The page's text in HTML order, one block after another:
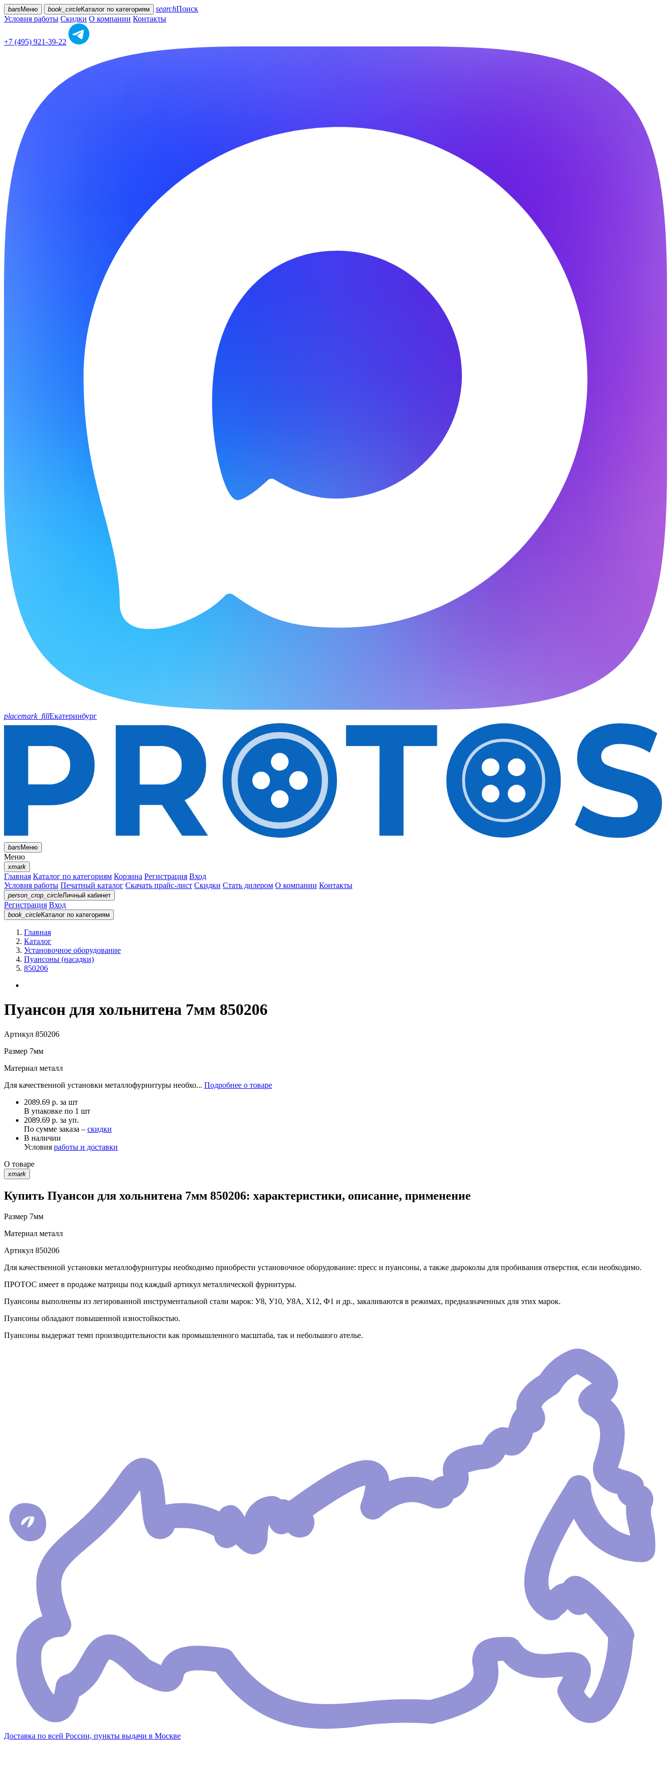
bars Меню book_circleКаталог по категориям searchПоиск
Условия работы Скидки О компании Контакты
+7 (495) 921-39-22
placemark_fillЕкатеринбург
barsМеню
Меню
xmark
Главная Каталог по категориям Корзина Регистрация Вход
Условия работы Печатный каталог Скачать прайс-лист Скидки Стать дилером О компании Контакты
person_crop_circleЛичный кабинет
Регистрация Вход
book_circleКаталог по категориям
Главная
Каталог
Установочное оборудование
Пуансоны (насадки)
850206
Пуансон для хольнитена 7мм 850206
Артикул 850206
Размер 7мм
Материал металл
Для качественной установки металлофурнитуры необхо... Подробнее о товаре
2089.69 р. за шт
В упаковке по 1 шт
2089.69 р. за уп.
По сумме заказа – скидки
В наличии
Условия работы и доставки
О товаре
xmark
Купить Пуансон для хольнитена 7мм 850206: характеристики, описание, применение
Размер 7мм
Материал металл
Артикул 850206
Для качественной установки металлофурнитуры необходимо приобрести установочное оборудование: пресс и пуансоны, а также дыроколы для пробивания отверстия, если необходимо.
ПРОТОС имеет в продаже матрицы под каждый артикул металлической фурнитуры.
Пуансоны выполнены из легированной инструментальной стали марок: У8, У10, У8А, Х12, Ф1 и др., закаливаются в режимах, предназначенных для этих марок.
Пуансоны обладают повышенной изностойкостью.
Пуансоны выдержат темп производительности как промышленного масштаба, так и небольшого ателье.
Доставка по всей России, пункты выдачи в Москве